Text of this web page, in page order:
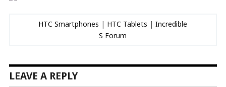
HTC Smartphones | HTC Tablets |Incredible
S Forum
LEAVE A REPLY